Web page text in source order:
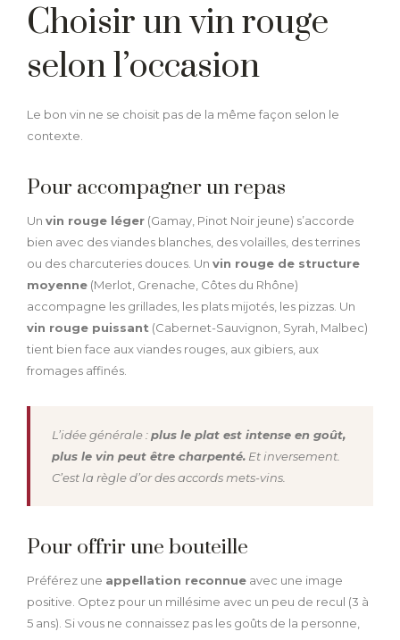
Choisir un vin rouge
selon l’occasion
Le bon vin ne se choisit pas de la même façon selon le
contexte.
Pour accompagner un repas
Un vin rouge léger (Gamay, Pinot Noir jeune) s’accorde
bien avec des viandes blanches, des volailles, des terrines
ou des charcuteries douces. Un vin rouge de structure
moyenne (Merlot, Grenache, Côtes du Rhône)
accompagne les grillades, les plats mijotés, les pizzas. Un
vin rouge puissant (Cabernet-Sauvignon, Syrah, Malbec)
tient bien face aux viandes rouges, aux gibiers, aux
fromages affinés.
L’idée générale :plus le plat est intense en goût,
plus le vin peut être charpenté. Et inversement.
C’est la règle d’or des accords mets-vins.
Pour offrir une bouteille
Préférez une appellation reconnue avec une image
positive. Optez pour un millésime avec un peu de recul (3 à
5 ans). Si vous ne connaissez pas les goûts de la personne,